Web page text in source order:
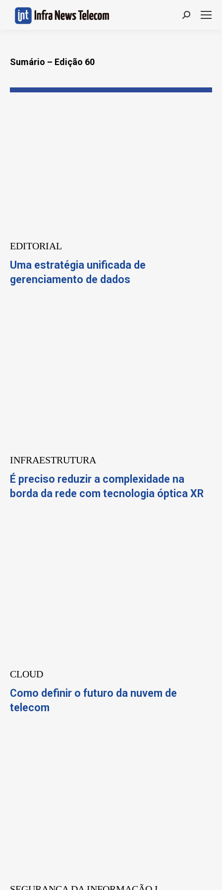
Search:
Sumário – Edição 60
EDITORIAL
Uma estratégia unificada de
gerenciamento de dados
INFRAESTRUTURA
É preciso reduzir a complexidade na
borda da rede com tecnologia óptica XR
CLOUD
Como definir o futuro da nuvem de
telecom